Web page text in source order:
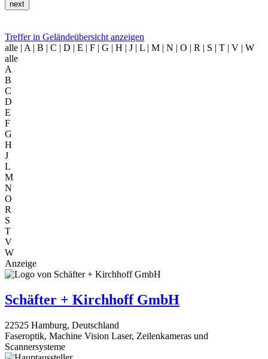
Treffer in Geländeübersicht anzeigen
alle | A | B | C | D | E | F | G | H | J | L | M | N | O | R | S | T | V | W
alle
A
B
C
D
E
F
G
H
J
L
M
N
O
R
S
T
V
W
Anzeige
Schäfter + Kirchhoff GmbH
22525 Hamburg, Deutschland
Faseroptik, Machine Vision Laser, Zeilenkameras und
Scannersysteme